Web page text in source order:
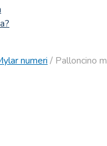
numeri / Palloncino